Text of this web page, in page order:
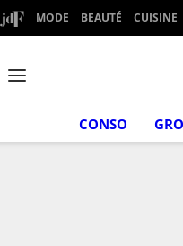
MODE BEAUTÉ CUISINE
CONSO